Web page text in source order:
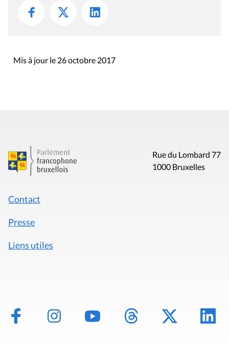
Mis à jour le 26 octobre 2017
Rue du Lombard 77
1000 Bruxelles
Contact
Presse
Liens utiles